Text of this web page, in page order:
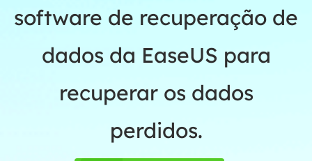
software de recuperação de
dados da EaseUS para
recuperar os dados
perdidos.